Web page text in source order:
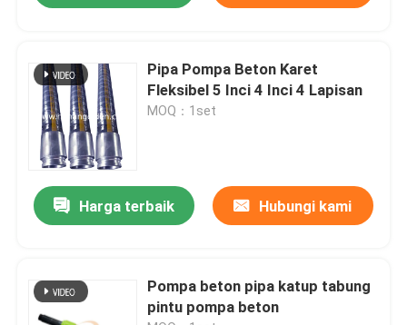
Pipa Pompa Beton Karet
Fleksibel 5 Inci 4 Inci 4 Lapisan
MOQ：1set
Harga terbaik Hubungi kami
Pompa beton pipa katup tabung
pintu pompa beton